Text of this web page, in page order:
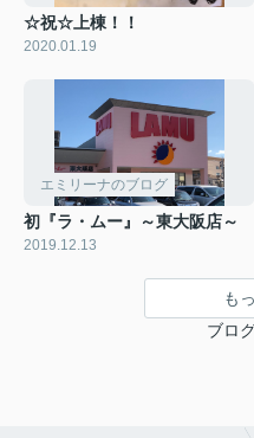
☆祝☆上棟！！
2020.01.19
エミリーナのブログ
初『ラ・ムー』～東大阪店～
2019.12.13
も
ブロ